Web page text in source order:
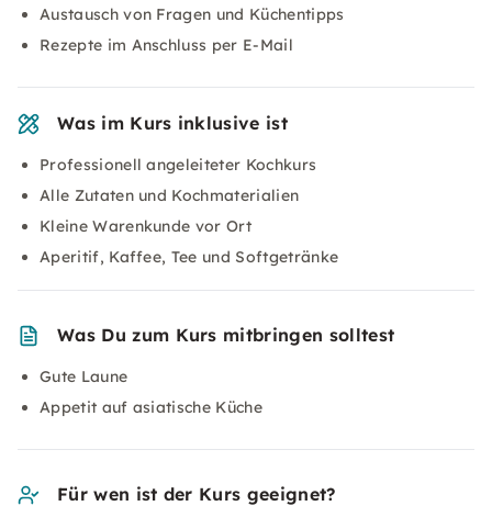
Austausch von Fragen und Küchentipps
Rezepte im Anschluss per E-Mail
Was im Kurs inklusive ist
Professionell angeleiteter Kochkurs
Alle Zutaten und Kochmaterialien
Kleine Warenkunde vor Ort
Aperitif, Kaffee, Tee und Softgetränke
Was Du zum Kurs mitbringen solltest
Gute Laune
Appetit auf asiatische Küche
Für wen ist der Kurs geeignet?